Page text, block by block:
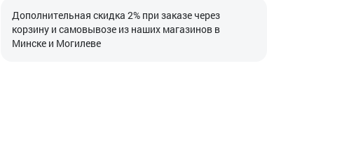
Дополнительная скидка 2% при заказе через
корзину и самовывозе из наших магазинов в
Минске и Могилеве